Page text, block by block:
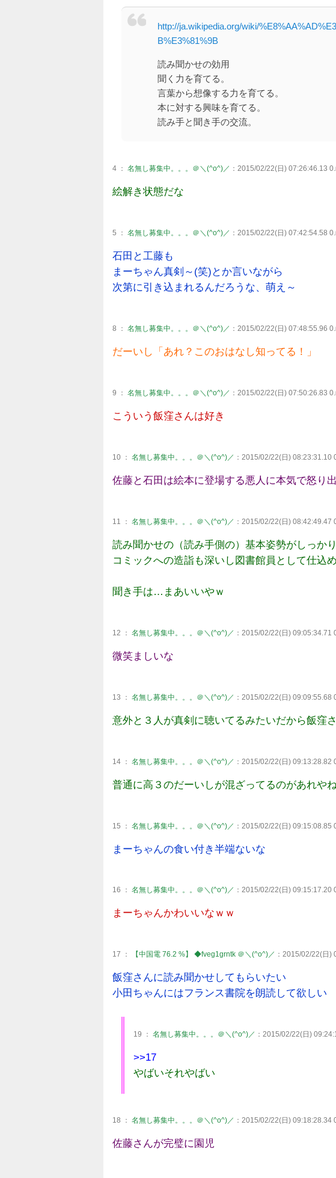
http://ja.wikipedia.org/wiki/
B%E3%81%9B
読み聞かせの効用
聞く力を育てる。
言葉から想像する力を育てる。
本に対する興味を育てる。
読み手と聞き手の交流。
4 ： 名無し募集中。。。＠＼(^o^)／ ：2015/02/22(日) 07:26:46.13
絵解き状態だな
5 ： 名無し募集中。。。＠＼(^o^)／ ：2015/02/22(日) 07:42:54.58
石田と工藤も
まーちゃん真剣～(笑)とか言いながら
次第に引き込まれるんだろうな、萌え～
8 ： 名無し募集中。。。＠＼(^o^)／ ：2015/02/22(日) 07:48:55.96
だーいし「あれ？このおはなし知ってる！」
9 ： 名無し募集中。。。＠＼(^o^)／ ：2015/02/22(日) 07:50:26.83
こういう飯窪さんは好き
10 ： 名無し募集中。。。＠＼(^o^)／ ：2015/02/22(日) 08:23:31.10
佐藤と石田は絵本に登場する悪人に本気で怒り
11 ： 名無し募集中。。。＠＼(^o^)／ ：2015/02/22(日) 08:42:49.47
読み聞かせの（読み手側の）基本姿勢がしっか
コミックへの造詣も深いし図書館員として仕込
聞き手は…まあいいやｗ
12 ： 名無し募集中。。。＠＼(^o^)／ ：2015/02/22(日) 09:05:34.71
微笑ましいな
13 ： 名無し募集中。。。＠＼(^o^)／ ：2015/02/22(日) 09:09:55.68
意外と３人が真剣に聴いてるみたいだから飯窪
14 ： 名無し募集中。。。＠＼(^o^)／ ：2015/02/22(日) 09:13:28.82
普通に高３のだーいしが混ざってるのがあれやね
15 ： 名無し募集中。。。＠＼(^o^)／ ：2015/02/22(日) 09:15:08.85
まーちゃんの食い付き半端ないな
16 ： 名無し募集中。。。＠＼(^o^)／ ：2015/02/22(日) 09:15:17.20
まーちゃんかわいいなｗｗ
17 ： 【中国電 76.2 %】 ◆fveg1grntk ＠＼(^o^)／ ：2015/02/22(日)
飯窪さんに読み聞かせしてもらいたい
小田ちゃんにはフランス書院を朗読して欲しい
19 ： 名無し募集中。。。＠＼(^o^)／ ：2015/02/22(日)
>>17
やばいそれやばい
18 ： 名無し募集中。。。＠＼(^o^)／ ：2015/02/22(日) 09:18:28.34
佐藤さんが完璧に園児